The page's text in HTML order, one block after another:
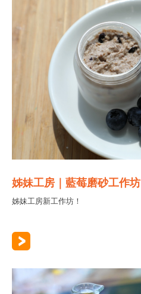
姊妹工房｜藍莓磨砂工作坊
姊妹工房新工作坊！